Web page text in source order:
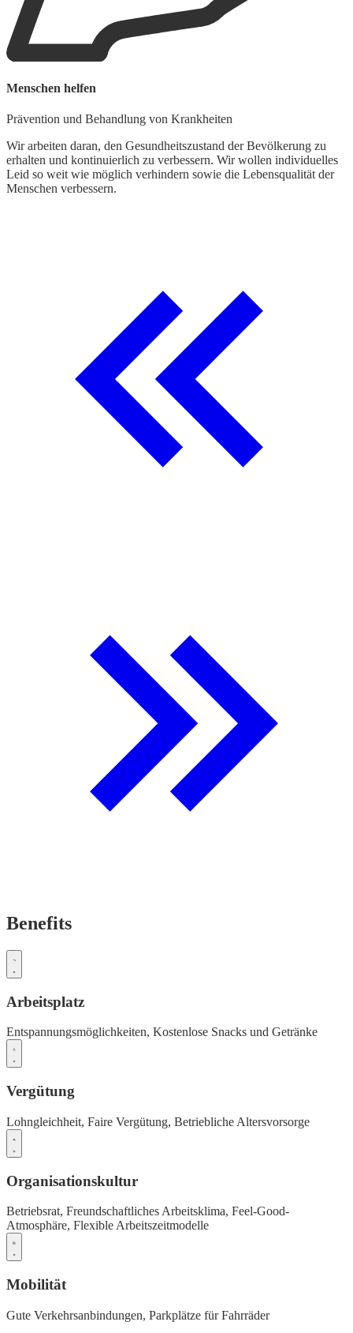
Menschen helfen
Prävention und Behandlung von Krankheiten
Wir arbeiten daran, den Gesundheitszustand der Bevölkerung zu
erhalten und kontinuierlich zu verbessern. Wir wollen individuelles
Leid so weit wie möglich verhindern sowie die Lebensqualität der
Menschen verbessern.
Benefits
Arbeitsplatz
Entspannungsmöglichkeiten, Kostenlose Snacks und Getränke
Vergütung
Lohngleichheit, Faire Vergütung, Betriebliche Altersvorsorge
Organisationskultur
Betriebsrat, Freundschaftliches Arbeitsklima, Feel-Good-
Atmosphäre, Flexible Arbeitszeitmodelle
Mobilität
Gute Verkehrsanbindungen, Parkplätze für Fahrräder